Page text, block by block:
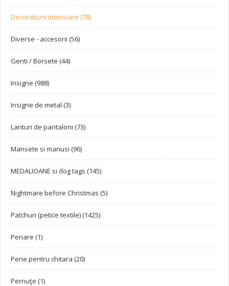
Decoratiuni interioare (78)
Diverse - accesorii (56)
Genti / Borsete (44)
Insigne (988)
Insigne de metal (3)
Lanturi de pantaloni (73)
Mansete si manusi (96)
MEDALIOANE si dog tags (145)
Nightmare before Christmas (5)
Patchuri (petice textile) (1425)
Penare (1)
Pene pentru chitara (20)
Pernuţe (1)